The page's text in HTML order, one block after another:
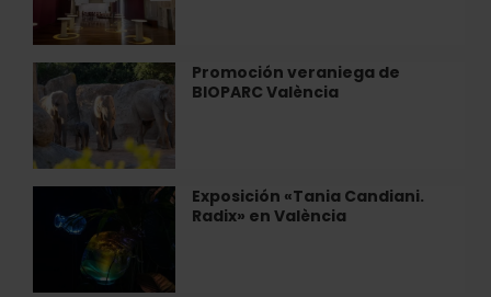
Barceló»
en
Helguera
en
València
Promoción veraniega de
BIOPARC València
Promoción
veraniega
de
BIOPARC
València
Exposición «Tania Candiani.
Radix» en València
«Tania
Candiani.
en